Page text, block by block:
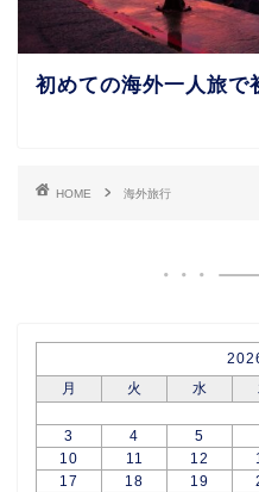
初めての海外一人旅で
HOME 海外旅行
月
火 水
3
4 5
10
11 12
17
18 19